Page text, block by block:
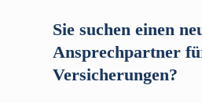
Sie suchen einen
Ansprechpartner
Versicherungen?